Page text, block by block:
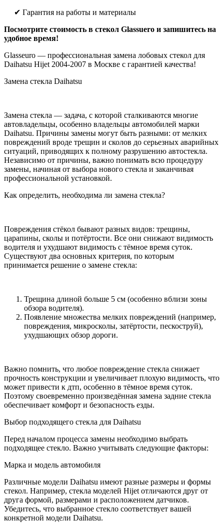
✔ Гарантия на работы и материалы
Посмотрите стоимость в стекол Glassuero и запишитесь на
удобное время!
Glasseuro — профессиональная замена лобовых стекол для
Daihatsu Hijet 2004-2007 в Москве с гарантией качества!
Замена стекла Daihatsu
Замена стекла — задача, с которой сталкиваются многие
автовладельцы, особенно владельцы автомобилей марки
Daihatsu. Причины замены могут быть разными: от мелких
повреждений вроде трещин и сколов до серьезных аварийных
ситуаций, приводящих к полному разрушению автостекла.
Независимо от причины, важно понимать всю процедуру
замены, начиная от выбора нового стекла и заканчивая
профессиональной установкой.
Как определить, необходима ли замена стекла?
Повреждения стёкол бывают разных видов: трещины,
царапины, сколы и потёртости. Все они снижают видимость
водителя и ухудшают видимость с тёмное время суток.
Существуют два основных критерия, по которым
принимается решение о замене стекла:
Трещина длиной больше 5 см (особенно вблизи зоны
обзора водителя).
Появление множества мелких повреждений (например,
повреждения, микросколы, затёртости, пескоструй),
ухудшающих обзор дороги.
Важно помнить, что любое повреждение стекла снижает
прочность конструкции и увеличивает плохую видимость, что
может привести к дтп, особенно в тёмное время суток.
Поэтому своевременно произведённая замена задние стекла
обеспечивает комфорт и безопасность езды.
Выбор подходящего стекла для Daihatsu
Перед началом процесса замены необходимо выбрать
подходящее стекло. Важно учитывать следующие факторы:
Марка и модель автомобиля
Различные модели Daihatsu имеют разные размеры и формы
стекол. Например, стекла моделей Hijet отличаются друг от
друга формой, размерами и расположением датчиков.
Убедитесь, что выбранное стекло соответствует вашей
конкретной модели Daihatsu.